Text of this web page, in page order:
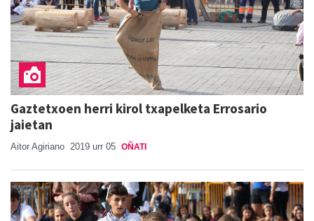
Gaztetxoen herri kirol txapelketa Errosario
jaietan
Aitor Agiriano 2019 urr 05 OÑATI